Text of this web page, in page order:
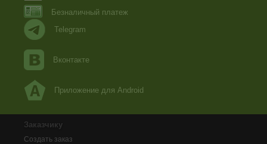
Безналичный платеж
Telegram
Вконтакте
Приложение для Android
Заказчику
Создать заказ